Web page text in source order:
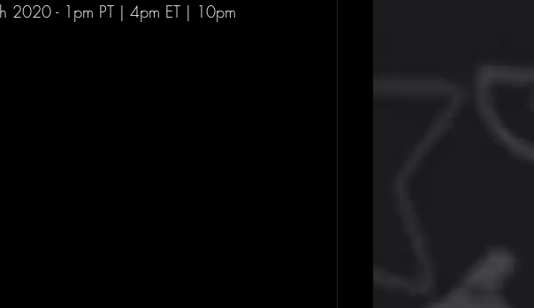
2020 - 1pm PT | 4pm ET | 10pm